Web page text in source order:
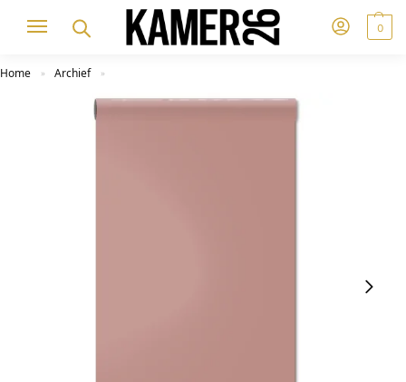
0
Home » Archief »